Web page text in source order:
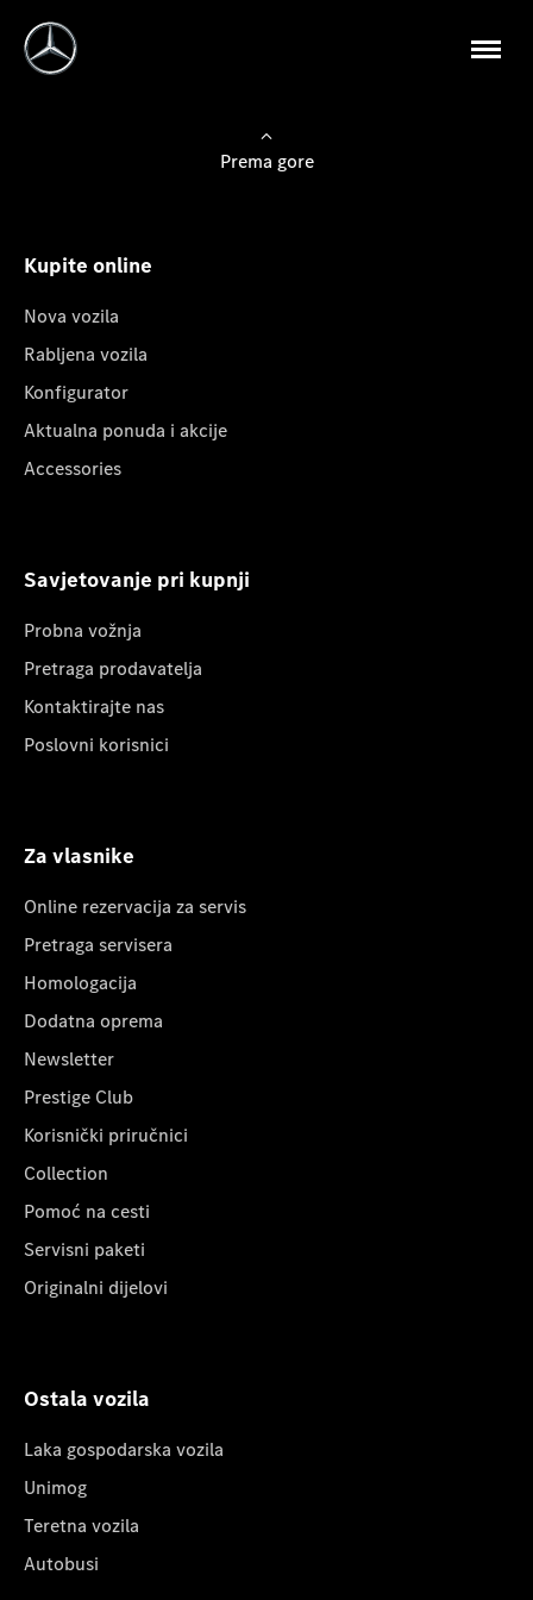
Prema gore
Kupite online
Nova vozila
Rabljena vozila
Konfigurator
Aktualna ponuda i akcije
Accessories
Savjetovanje pri kupnji
Probna vožnja
Pretraga prodavatelja
Kontaktirajte nas
Poslovni korisnici
Za vlasnike
Online rezervacija za servis
Pretraga servisera
Homologacija
Dodatna oprema
Newsletter
Prestige Club
Korisnički priručnici
Collection
Pomoć na cesti
Servisni paketi
Originalni dijelovi
Ostala vozila
Laka gospodarska vozila
Unimog
Teretna vozila
Autobusi